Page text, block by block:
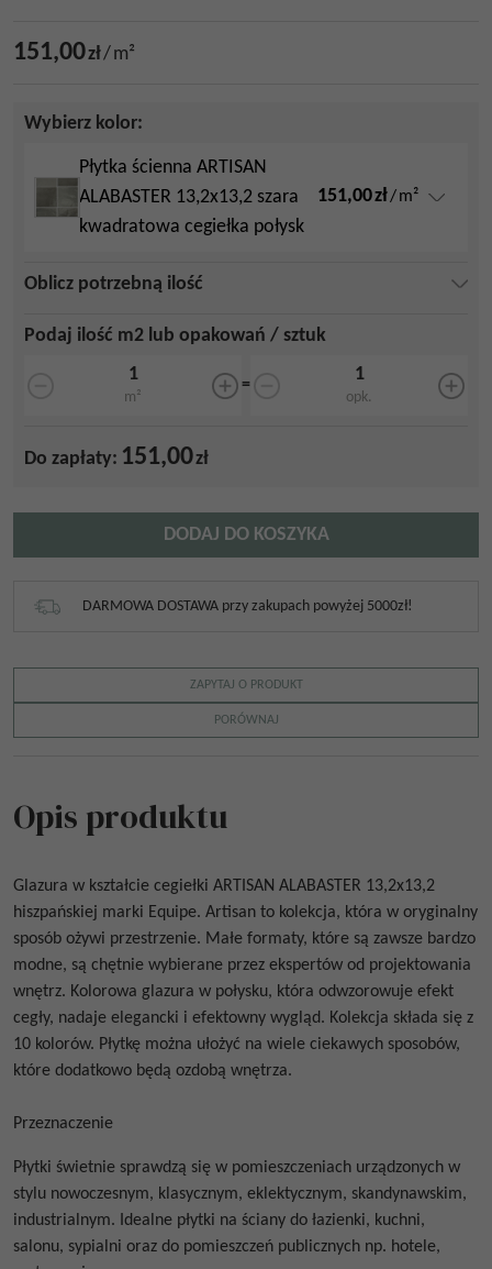
151,00zł/m²
Wybierz kolor:
Płytka ścienna ARTISAN
ALABASTER 13,2x13,2 szara
kwadratowa cegiełka połysk
151,00zł/m²
Oblicz potrzebną ilość
Podaj ilość m2 lub opakowań / sztuk
m²
=
opk.
Do zapłaty: 151,00zł
DODAJ DO KOSZYKA
DARMOWA DOSTAWA przy zakupach powyżej 5000zł!
ZAPYTAJ O PRODUKT
PORÓWNAJ
Opis produktu
Glazura w kształcie cegiełki ARTISAN ALABASTER 13,2x13,2
hiszpańskiej marki Equipe. Artisan to kolekcja, która w oryginalny
sposób ożywi przestrzenie. Małe formaty, które są zawsze bardzo
modne, są chętnie wybierane przez ekspertów od projektowania
wnętrz. Kolorowa glazura w połysku, która odwzorowuje efekt
cegły, nadaje elegancki i efektowny wygląd. Kolekcja składa się z
10 kolorów. Płytkę można ułożyć na wiele ciekawych sposobów,
które dodatkowo będą ozdobą wnętrza.
Przeznaczenie
Płytki świetnie sprawdzą się w pomieszczeniach urządzonych w
stylu nowoczesnym, klasycznym, eklektycznym, skandynawskim,
industrialnym. Idealne płytki na ściany do łazienki, kuchni,
salonu, sypialni oraz do pomieszczeń publicznych np. hotele,